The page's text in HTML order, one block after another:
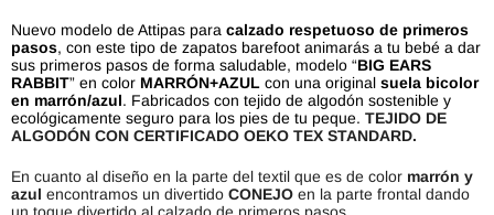
Nuevo modelo de Attipas para calzado respetuoso de primeros
pasos, con este tipo de zapatos barefoot animarás a tu bebé a dar
sus primeros pasos de forma saludable, modelo “BIG EARS
RABBIT” en color MARRÓN+AZUL con una original suela bicolor
en marrón/azul. Fabricados con tejido de algodón sostenible y
ecológicamente seguro para los pies de tu peque. TEJIDO DE
ALGODÓN CON CERTIFICADO OEKO TEX STANDARD.
En cuanto al diseño en la parte del textil que es de color marrón y
azul encontramos un divertido CONEJO en la parte frontal dando